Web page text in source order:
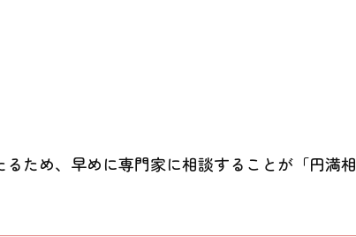
ため、早めに専門家に相談することが「円満相